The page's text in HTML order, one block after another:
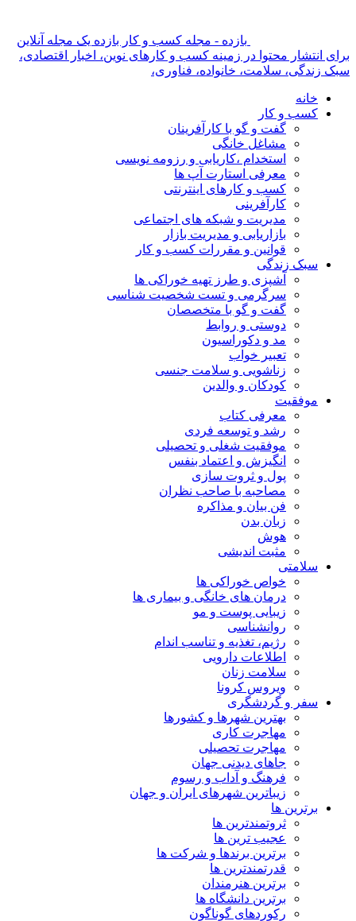
بازده - مجله کسب و کار بازده یک مجله آنلاین
برای انتشار محتوا در زمینه کسب و کارهای نوین، اخبار اقتصادی،
سبک زندگی، سلامت، خانواده، فناوری،
خانه
کسب و کار
گفت و گو با کارآفرینان
مشاغل خانگی
استخدام ،کاریابی و رزومه نویسی
معرفی استارت آپ ها
کسب و کارهای اینترنتی
کارآفرینی
مدیریت و شبکه های اجتماعی
بازاریابی و مدیریت بازار
قوانین و مقررات کسب و کار
سبک زندگی
آشپزی و طرز تهیه خوراکی ها
سرگرمی و تست شخصیت شناسی
گفت و گو با متخصصان
دوستی و روابط
مد و دکوراسیون
تعبیر خواب
زناشویی و سلامت جنسی
کودکان و والدین
موفقیت
معرفی کتاب
رشد و توسعه فردی
موفقیت شغلی و تحصیلی
انگیزش و اعتماد بنفس
پول و ثروت سازی
مصاحبه با صاحب نظران
فن بیان و مذاکره
زبان بدن
هوش
مثبت اندیشی
سلامتی
خواص خوراکی ها
درمان های خانگی و بیماری ها
زیبایی پوست و مو
روانشناسی
رژیم، تغذیه و تناسب اندام
اطلاعات دارویی
سلامت زنان
ویروس کرونا
سفر و گردشگری
بهترین شهرها و کشورها
مهاجرت کاری
مهاجرت تحصیلی
جاهای دیدنی جهان
فرهنگ و آداب و رسوم
زیباترین شهرهای ایران و جهان
برترین ها
ثروتمندترین ها
عجیب ترین ها
برترین برندها و شرکت ها
قدرتمندترین ها
برترین هنرمندان
برترین دانشگاه ها
رکوردهای گوناگون